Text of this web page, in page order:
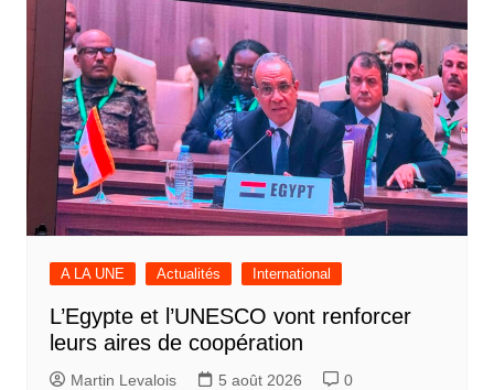
A LA UNE Actualités International
L’Egypte et l’UNESCO vont renforcer
leurs aires de coopération
Martin Levalois 5 août 2026 0